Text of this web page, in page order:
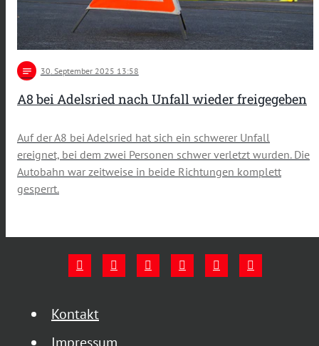
notes 30 . September 2025 13:58
A8 bei Adelsried nach Unfall wieder freigegeben
Auf der A8 bei Adelsried hat sich ein schwerer Unfall
ereignet, bei dem zwei Personen schwer verletzt wurden. Die
Autobahn war zeitweise in beide Richtungen komplett
gesperrt.
Kontakt